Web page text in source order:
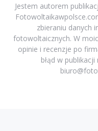
Jestem autorem
zbieraniu danych
fotowoltaicznych. W
opinie i recenzje po
błąd w